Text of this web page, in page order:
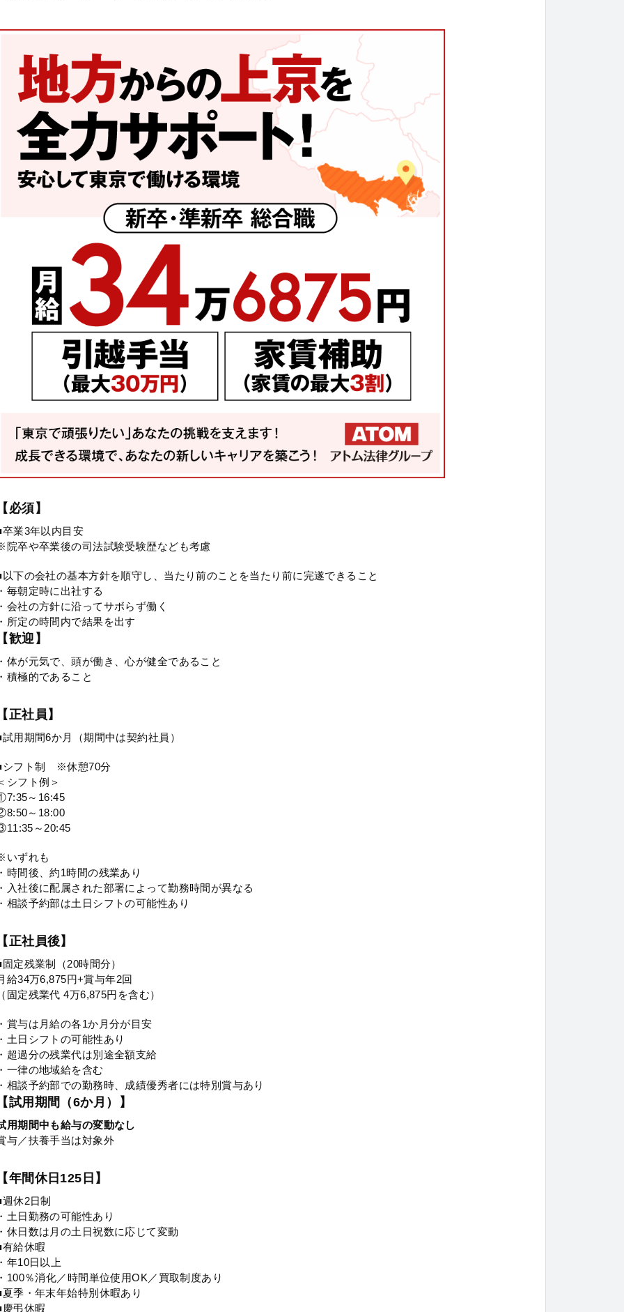
必須】
卒業3年以内目安
院卒や卒業後の司法試験受験歴なども考慮
以下の会社の基本方針を順守し、当たり前のことを当たり前に完遂できること
毎朝定時に出社する
会社の方針に沿ってサボらず働く
所定の時間内で結果を出す
歓迎】
体が元気で、頭が働き、心が健全であること
積極的であること
正社員】
試用期間6か月（期間中は契約社員）
シフト制 ※休憩70分
シフト例＞
～16:45
～18:00
～20:45
いずれも
時間後、約1時間の残業あり
入社後に配属された部署によって勤務時間が異なる
相談予約部は土日シフトの可能性あり
正社員後】
定残業制（20時間分）
給34万6,875円+賞与年2回
固定残業代 4万6,875円を含む）
賞与は月給の各1か月分が目安
土日シフトの可能性あり
超過分の残業代は別途全額支給
一律の地域給を含む
相談予約部での勤務時、成績優秀者には特別賞与あり
試用期間（6か月）】
用期間中も給与の変動なし
与／扶養手当は対象外
年間休日125日】
休2日制
土日勤務の可能性あり
休日数は月の土日祝数に応じて変動
有給休暇
年10日以上
100％消化／時間単位使用OK／買取制度あり
夏季・年末年始特別休暇あり
慶弔休暇